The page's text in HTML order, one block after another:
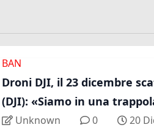
BAN
Droni DJI, il 23 dicembre
(DJI): «Siamo in una
Unknown 0 20